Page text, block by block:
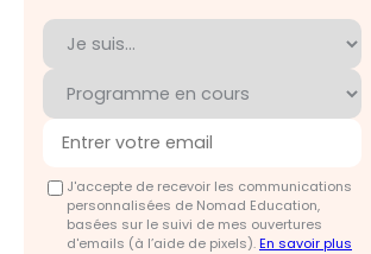
J'accepte de recevoir les communications
personnalisées de Nomad Education,
basées sur le suivi de mes ouvertures
d'emails (à l’aide de pixels).En savoir plus